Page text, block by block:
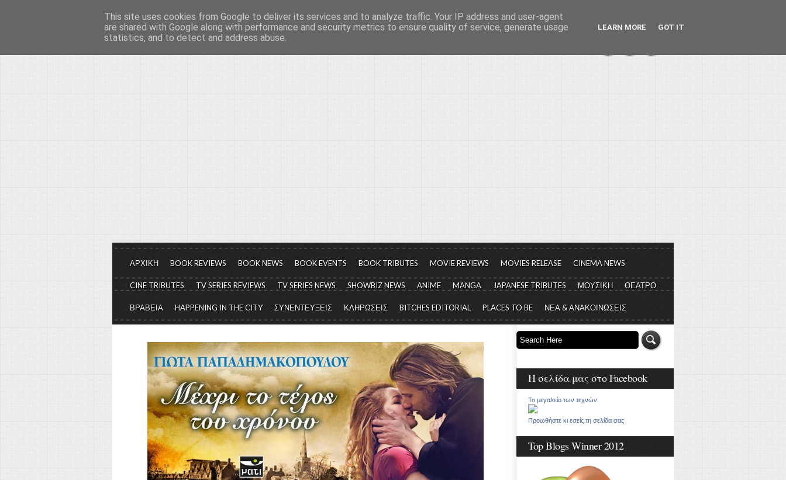
Το μεγαλείο των Τεχνών...
Είμαστε πάντα εδώ για να μιλάμε για τον πολιτισμό, σε κάθε του μορφή και έκταση...
ΑΡΧΙΚΗ BOOK REVIEWS BOOK NEWS BOOK EVENTS BOOK TRIBUTES MOVIE REVIEWS MOVIES RELEASE CINEMA NEWS
CINE TRIBUTES TV SERIES REVIEWS TV SERIES NEWS SHOWBIZ NEWS ANIME MANGA JAPANESE TRIBUTES ΜΟΥΣΙΚΗ ΘΕΑΤΡΟ
ΒΡΑΒΕΙΑ HAPPENING IN THE CITY ΣΥΝΕΝΤΕΥΞΕΙΣ ΚΛΗΡΩΣΕΙΣ BITCHES EDITORIAL PLACES TO BE ΝΕΑ & ΑΝΑΚΟΙΝΩΣΕΙΣ
Η σελίδα μας στο Facebook
Το μεγαλείο των τεχνών
Προωθήστε κι εσείς τη σελίδα σας
Top Blogs Winner 2012
This site uses cookies from Google to deliver its services and to analyze traffic. Your IP address and user-agent
are shared with Google along with performance and security metrics to ensure quality of service, generate usage
statistics, and to detect and address abuse.
LEARN MORE GOT IT